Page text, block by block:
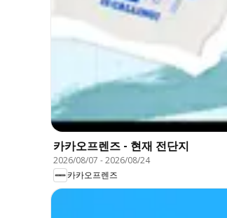
카카오프렌즈 - 현재 전단지
2026/08/07 -2026/08/24
카카오프렌즈